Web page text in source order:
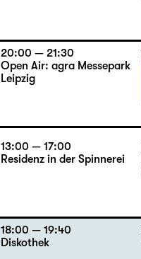
20:00 — 21:30
Open Air: agra Messepark
Leipzig
13:00 — 17:00
Residenz in der Spinnerei
18:00 — 19:40
Diskothek